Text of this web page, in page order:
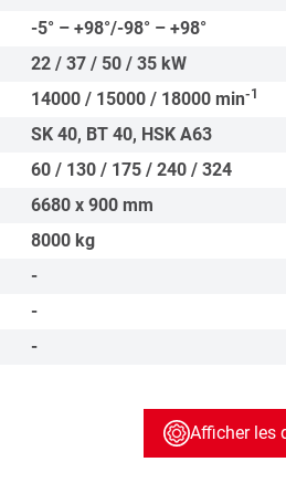
-5° – +98°/-98° – +98°
22 / 37 / 50 / 35 kW
14000 / 15000 / 18000 min-1
SK 40, BT 40, HSK A63
60 / 130 / 175 / 240 / 324
6680 x 900 mm
8000 kg
-
-
-
Afficher les